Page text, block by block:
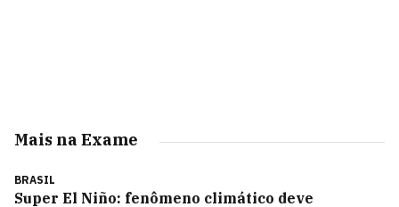
Mais na Exame
BRASIL
Super El Niño: fenômeno climático deve